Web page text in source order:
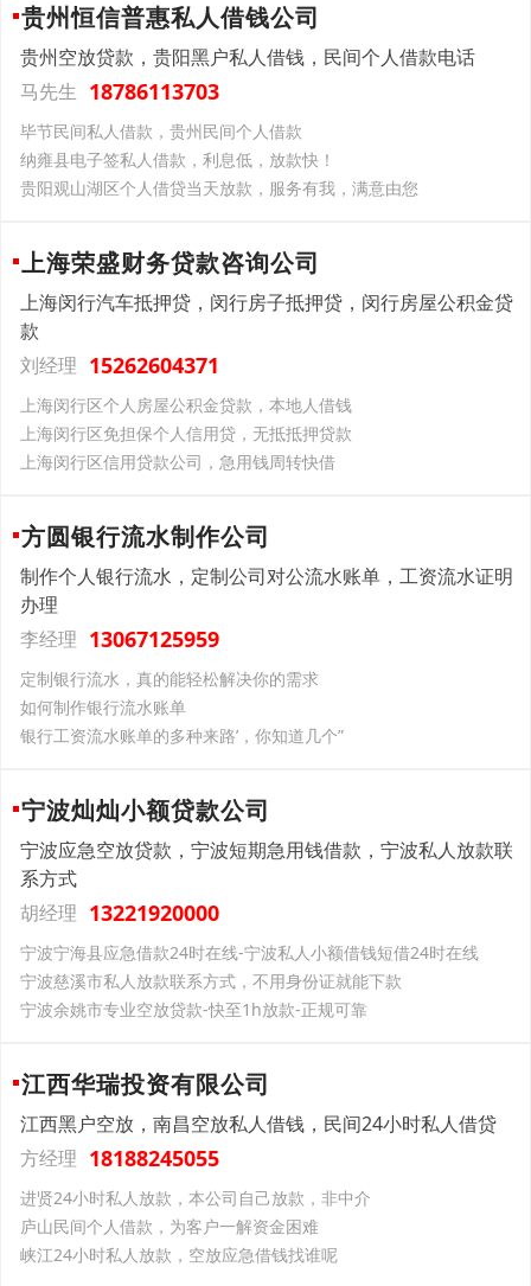
贵州恒信普惠私人借钱公司
贵州空放贷款，贵阳黑户私人借钱，民间个人借款电话
马先生 18786113703
毕节民间私人借款，贵州民间个人借款
纳雍县电子签私人借款，利息低，放款快！
贵阳观山湖区个人借贷当天放款，服务有我，满意由您
上海荣盛财务贷款咨询公司
上海闵行汽车抵押贷，闵行房子抵押贷，闵行房屋公积金贷
款
刘经理 15262604371
上海闵行区个人房屋公积金贷款，本地人借钱
上海闵行区免担保个人信用贷，无抵抵押贷款
上海闵行区信用贷款公司，急用钱周转快借
方圆银行流水制作公司
制作个人银行流水，定制公司对公流水账单，工资流水证明
办理
李经理 13067125959
定制银行流水，真的能轻松解决你的需求
如何制作银行流水账单
银行工资流水账单的多种来路’，你知道几个”
宁波灿灿小额贷款公司
宁波应急空放贷款，宁波短期急用钱借款，宁波私人放款联
系方式
胡经理 13221920000
宁波宁海县应急借款24时在线-宁波私人小额借钱短借24时在线
宁波慈溪市私人放款联系方式，不用身份证就能下款
宁波余姚市专业空放贷款-快至1h放款-正规可靠
江西华瑞投资有限公司
江西黑户空放，南昌空放私人借钱，民间24小时私人借贷
方经理 18188245055
进贤24小时私人放款，本公司自己放款，非中介
庐山民间个人借款，为客户一解资金困难
峡江24小时私人放款，空放应急借钱找谁呢